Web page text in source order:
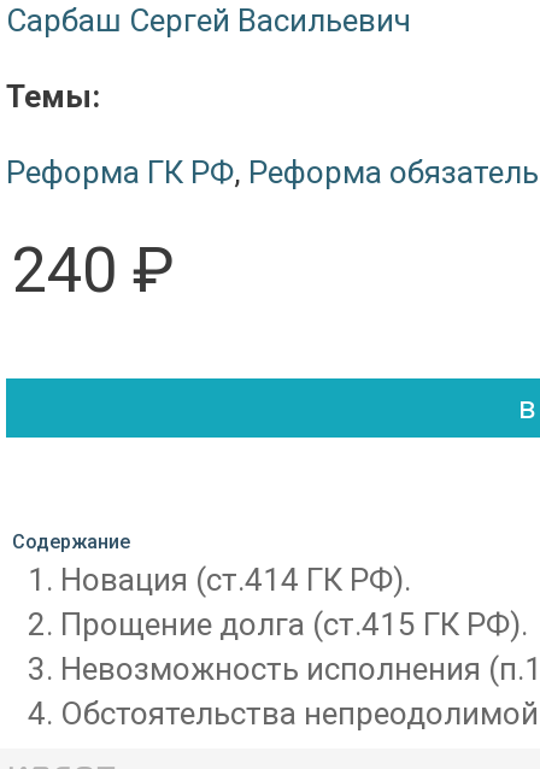
Сарбаш Сергей Васильевич
Темы:
Реформа ГК РФ, Реформа
240 ₽
Содержание
Новация (ст.414 ГК РФ).
Прощение долга (ст.415 ГК РФ).
Невозможность исполнения
Обстоятельства